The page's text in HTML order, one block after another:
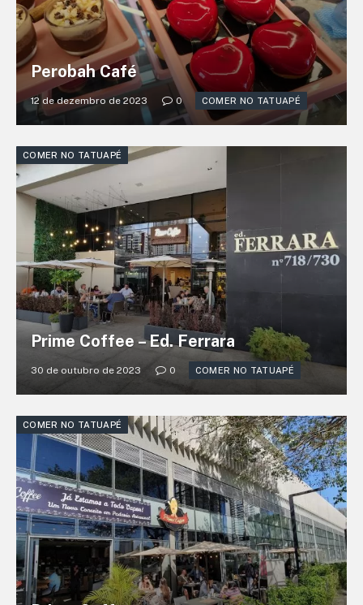
Perobah Café
12 de dezembro de 2023 0 COMER NO TATUAPÉ
COMER NO TATUAPÉ
Prime Coffee – Ed. Ferrara
30 de outubro de 2023 0 COMER NO TATUAPÉ
COMER NO TATUAPÉ